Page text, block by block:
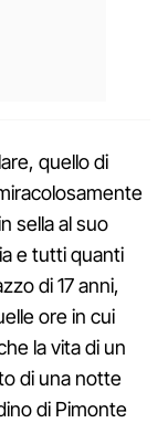
quello di
sella al suo
e tutti quanti
di 17 anni,
ore in cui
la vita di un
di una notte
di Pimonte